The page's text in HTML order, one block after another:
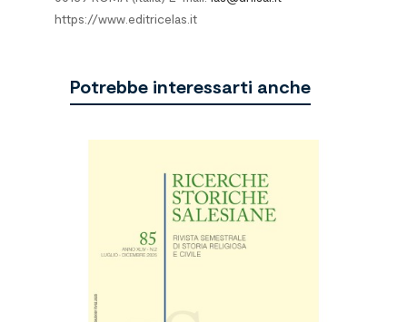
https://www.editricelas.it
Potrebbe interessarti anche